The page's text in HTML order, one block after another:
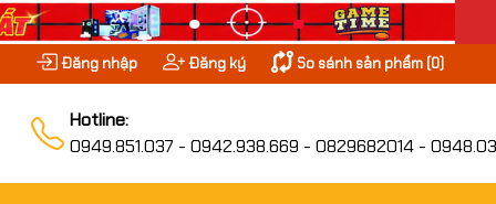
Đăng nhập Đăng ký So sánh sản phẩm (0)
Hotline:
0949.851.037 - 0942.938.669 - 0829682014 -